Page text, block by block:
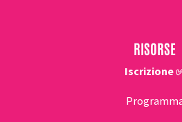
RISORSE
Iscrizione